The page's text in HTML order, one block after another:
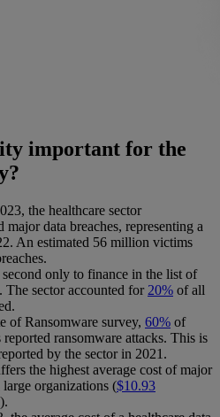
important for the
the healthcare sector
major data breaches, representing a
An estimated 56 million victims
only to finance in the list of
The sector accounted for 20% of all
of Ransomware survey, 60% of
ransomware attacks. This is
by the sector in 2021.
the highest average cost of major
organizations ($10.93